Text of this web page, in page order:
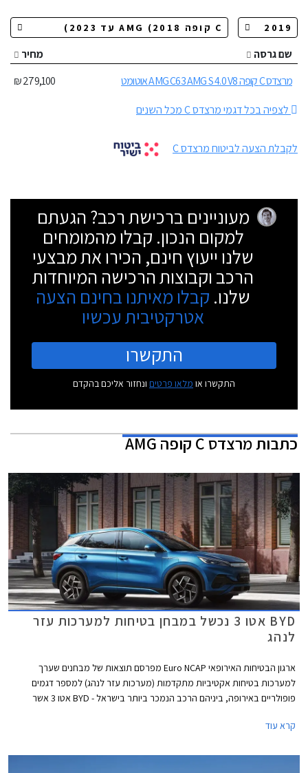
שם גרסה
מחיר
מרצדס C קופה AMG C63 AMG S 4.0 V8 אוטומט
279,100 ₪
לצפיה בכל דגמי מרצדס C מכל השנים
לקבלת הצעה לביטוח מרצדס C
מעוניינים ברכישת רכב? הגעתם
למקום הנכון. קבלו מהמומחים
שלנו ייעוץ חינם, הכירו את מבצעי
הרכב וקבוצות הרכישה המיוחדות
שלנו. קבלו מאיתנו בחינם הצעה
אטרקטיבית עכשיו
התקשרו
התקשרו או מלאו פרטים ונחזור אליכם בהקדם
כתבותמרצדס C קופה AMG
BYD אטו 3 נכשל במבחן בטיחות למערכות עזר
לנהג
ארגון הבטיחות האירופאי Euro NCAP מפרסם תוצאות של מבחנים שערך
למערכות בטיחות אקטיביות מתקדמות (מערכות עזר לנהג) למספר דגמים
פופולריים באירופה, ביניהם הרכב הנמכר ביותר בישראל - BYD אטו 3 אשר
קרא עוד